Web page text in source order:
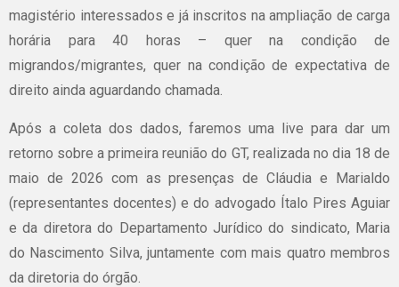
magistério interessados e já inscritos na ampliação de carga
horária para 40 horas – quer na condição de
migrandos/migrantes, quer na condição de expectativa de
direito ainda aguardando chamada.
Após a coleta dos dados, faremos uma live para dar um
retorno sobre a primeira reunião do GT, realizada no dia 18 de
maio de 2026 com as presenças de Cláudia e Marialdo
(representantes docentes) e do advogado Ítalo Pires Aguiar
e da diretora do Departamento Jurídico do sindicato, Maria
do Nascimento Silva, juntamente com mais quatro membros
da diretoria do órgão.